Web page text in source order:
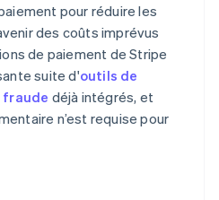
pour réduire les
des coûts imprévus
de paiement de Stripe
suite d'outils de
déjà intégrés, et
n’est requise pour